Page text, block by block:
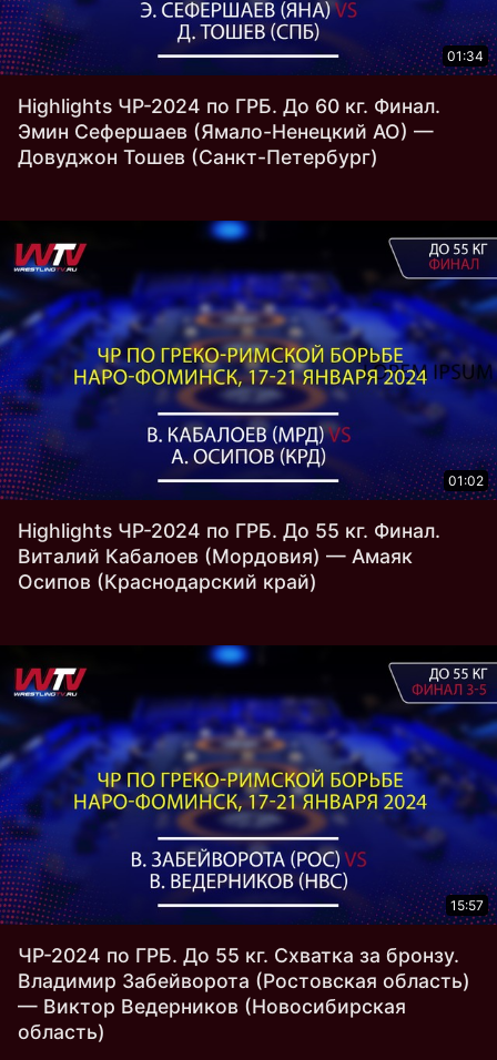
01:34
Highlights ЧР-2024 по ГРБ. До 60 кг. Финал.
Эмин Сефершаев (Ямало-Ненецкий АО) —
Довуджон Тошев (Санкт-Петербург)
01:02
Highlights ЧР-2024 по ГРБ. До 55 кг. Финал.
Виталий Кабалоев (Мордовия) — Амаяк
Осипов (Краснодарский край)
15:57
ЧР-2024 по ГРБ. До 55 кг. Схватка за бронзу.
Владимир Забейворота (Ростовская область)
— Виктор Ведерников (Новосибирская
область)